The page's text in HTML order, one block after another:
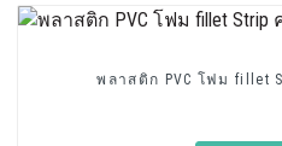
พลาสติก PVC โฟม fillet